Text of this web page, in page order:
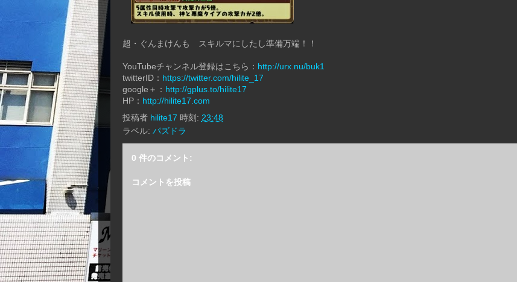
超・ぐんまけんも スキルマにしたし準備万端！！
YouTubeチャンネル登録はこちら： http://urx.nu/buk1
twitterID： https://twitter.com/hilite_17
google＋： http://gplus.to/hilite17
HP： http://hilite17.com
投稿者 hilite17 時刻: 23:48
ラベル: パズドラ
0 件のコメント:
コメントを投稿